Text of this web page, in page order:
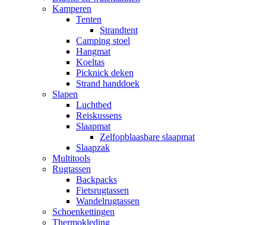
Kamperen
Tenten
Strandtent
Camping stoel
Hangmat
Koeltas
Picknick deken
Strand handdoek
Slapen
Luchtbed
Reiskussens
Slaapmat
Zelfopblaasbare slaapmat
Slaapzak
Multitools
Rugtassen
Backpacks
Fietsrugtassen
Wandelrugtassen
Schoenkettingen
Thermokleding